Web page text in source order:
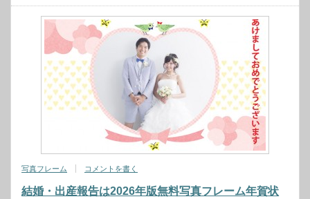
写真フレーム コメントを書く
結婚・出産報告は2026年版無料写真フレーム年賀状